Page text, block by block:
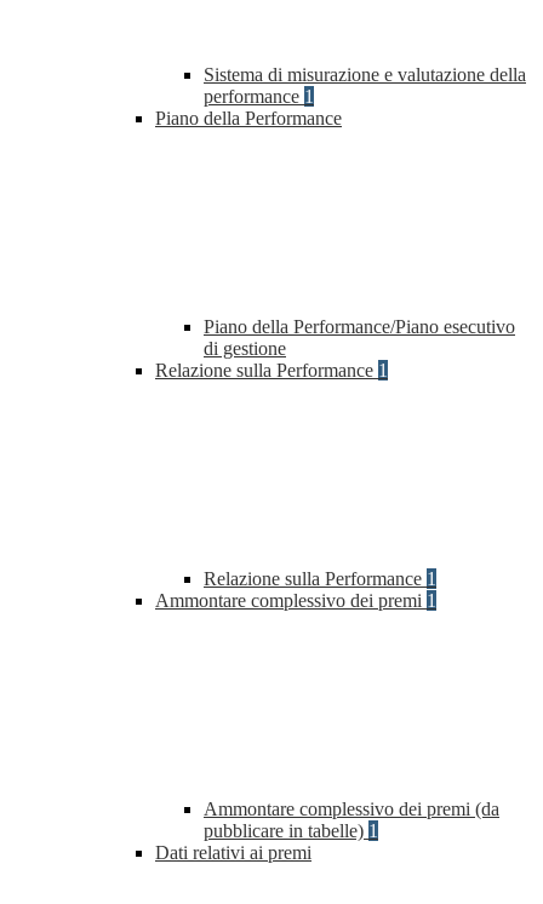
Sistema di misurazione e valutazione della
performance 1
Piano della Performance
Piano della Performance/Piano esecutivo
di gestione
Relazione sulla Performance 1
Relazione sulla Performance 1
Ammontare complessivo dei premi 1
Ammontare complessivo dei premi (da
pubblicare in tabelle) 1
Dati relativi ai premi